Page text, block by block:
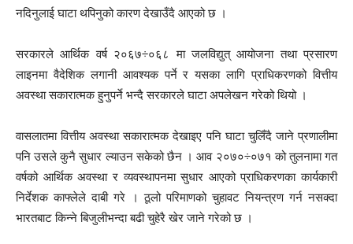
नदिनुलाई घाटा थपिनुको कारण देखाउँदै आएको छ ।
सरकारले आर्थिक वर्ष २०६७÷०६८ मा जलविद्युत् आयोजना तथा प्रसारण
लाइनमा वैदेशिक लगानी आवश्यक पर्ने र यसका लागि प्राधिकरणको वित्तीय
अवस्था सकारात्मक हुनुपर्ने भन्दै सरकारले घाटा अपलेखन गरेको थियो ।
वासलातमा वित्तीय अवस्था सकारात्मक देखाइए पनि घाटा चुलिँदै जाने प्रणालीमा
पनि उसले कुनै सुधार ल्याउन सकेको छैन । आव २०७०÷०७१ को तुलनामा गत
वर्षको आर्थिक अवस्था र व्यवस्थापनमा सुधार आएको प्राधिकरणका कार्यकारी
निर्देशक काफ्लेले दाबी गरे । ठूलो परिमाणको चुहावट नियन्त्रण गर्न नसक्दा
भारतबाट किन्ने बिजुलीभन्दा बढी चुहेरै खेर जाने गरेको छ ।